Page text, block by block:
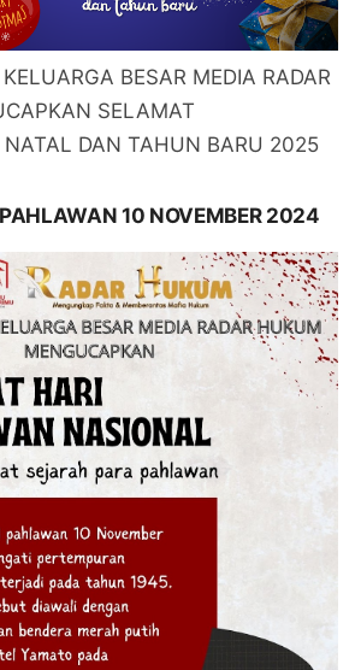
BESAR MEDIA RADAR
SELAMAT
NATAL DAN TAHUN BARU 2025
10 NOVEMBER 2024